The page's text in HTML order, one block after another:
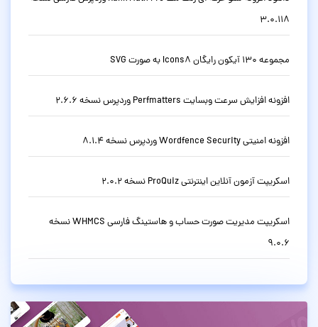
3.0.118
مجموعه 130 آیکون رایگان Icons8 به صورت SVG
افزونه افزایش سرعت وبسایت Perfmatters وردپرس نسخه 2.6.6
افزونه امنیتی Wordfence Security وردپرس نسخه 8.1.4
اسکریپت آزمون آنلاین اینترنتی ProQuiz نسخه 2.0.2
اسکریپت مدیریت صورت حساب و هاستینگ فارسی WHMCS نسخه
9.0.6